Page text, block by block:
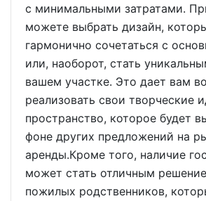
с минимальными затратами.
можете выбрать дизайн,
гармонично сочетаться с
или, наоборот, стать
вашем участке. Это дает вам
реализовать свои творческие
пространство, которое будет
фоне других предложений на
аренды.Кроме того, наличие
может стать отличным
пожилых родственников,